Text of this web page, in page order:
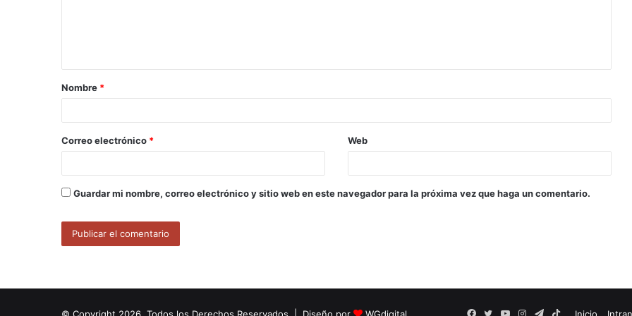
a
r
*
Nombre *
Correo electrónico * Web
Guardar mi nombre, correo electrónico y sitio web en este navegador para la próxima vez que haga un comentario.